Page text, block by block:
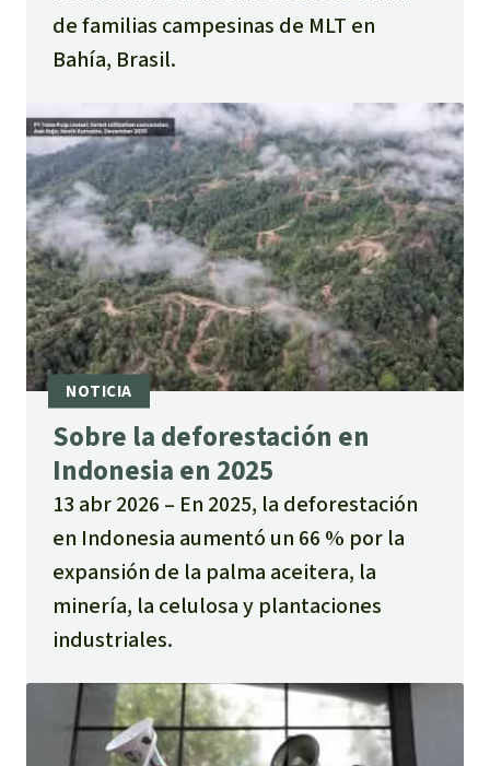
de familias campesinas de MLT en
Bahía, Brasil.
Sobre la deforestación en
Indonesia en 2025
13 abr 2026
En 2025, la deforestación
en Indonesia aumentó un 66 % por la
expansión de la palma aceitera, la
minería, la celulosa y plantaciones
industriales.